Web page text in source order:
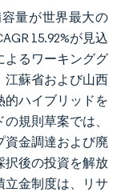
量が世界最大の
15.92%が見込
よるワーキンググ
江蘇省および山西
的ハイブリッドを
規則草案では、
資金調達および廃
択後の投資を解放
立金制度は、リサ